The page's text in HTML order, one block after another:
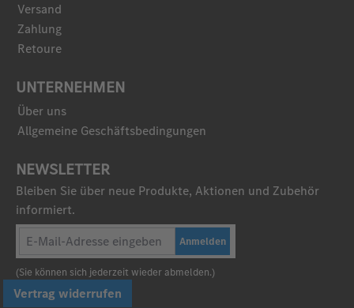
Versand
Zahlung
Retoure
UNTERNEHMEN
Über uns
Allgemeine Geschäftsbedingungen
NEWSLETTER
Bleiben Sie über neue Produkte, Aktionen und Zubehör
informiert.
Anmelden
(Sie können sich jederzeit wieder abmelden.)
Vertrag widerrufen